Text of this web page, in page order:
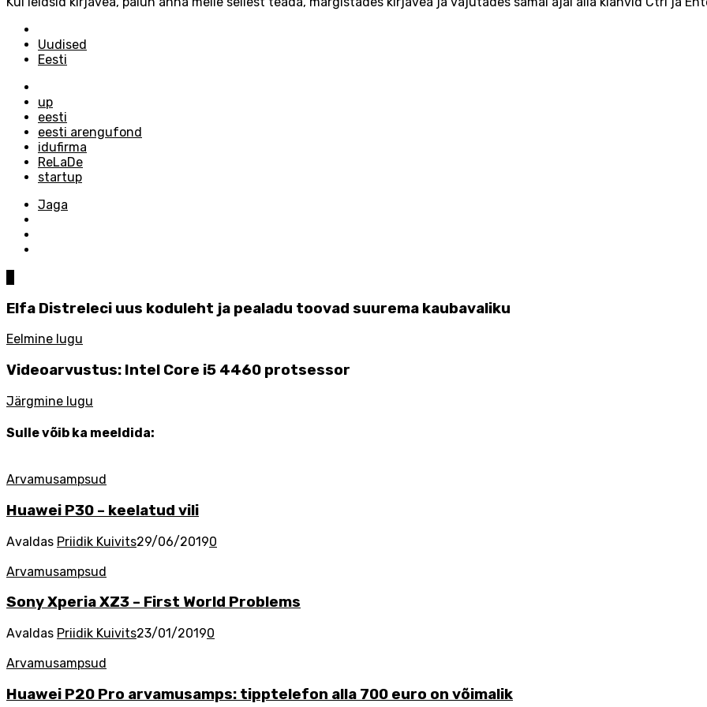
in
Uudised
Eesti
with
up
eesti
eesti arengufond
idufirma
ReLaDe
startup
Jaga
Elfa Distreleci uus koduleht ja pealadu toovad suurema kaubavaliku
Eelmine lugu
Videoarvustus: Intel Core i5 4460 protsessor
Järgmine lugu
Sulle võib ka meeldida:
Arvamusampsud
Huawei P30 – keelatud vili
Avaldas Priidik Kuivits29/06/20190
Arvamusampsud
Sony Xperia XZ3 – First World Problems
Avaldas Priidik Kuivits23/01/20190
Arvamusampsud
Huawei P20 Pro arvamusamps: tipptelefon alla 700 euro on võimalik